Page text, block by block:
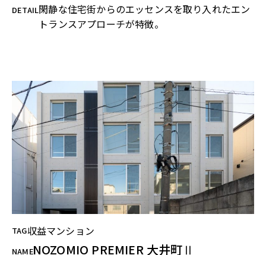
DETAIL閑静な住宅街からのエッセンスを取り入れたエン
トランスアプローチが特徴。
TAG収益マンション
NAMENOZOMIO PREMIER 大井町Ⅱ